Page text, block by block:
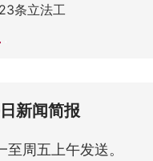
条立法工
新闻简报
周五上午发送。